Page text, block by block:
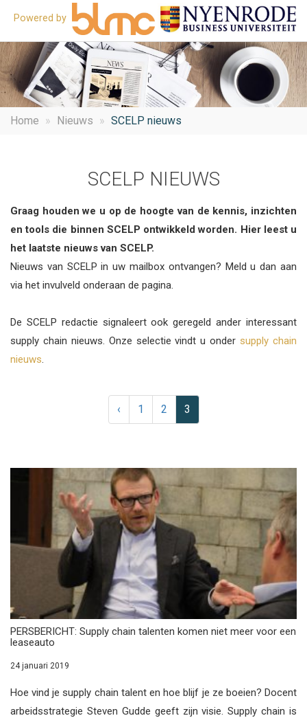
Powered by
Home Nieuws SCELP nieuws
SCELP NIEUWS
Graag houden we u op de hoogte van de kennis, inzichten
en tools die binnen SCELP ontwikkeld worden. Hier leest u
het laatste nieuws van SCELP.
Nieuws van SCELP in uw mailbox ontvangen? Meld u dan aan
via het invulveld onderaan de pagina.
De SCELP redactie signaleert ook geregeld ander interessant
supply chain nieuws. Onze selectie vindt u onder supply chain
nieuws.
‹ 1 2 3
PERSBERICHT: Supply chain talenten komen niet meer voor een
leaseauto
24 januari 2019
Hoe vind je supply chain talent en hoe blijf je ze boeien? Docent
arbeidsstrategie Steven Gudde geeft zijn visie. Supply chain is